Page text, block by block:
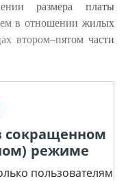
размера платы
в отношении жилых
втором–пятом части
сокращенном
режиме
пользователям